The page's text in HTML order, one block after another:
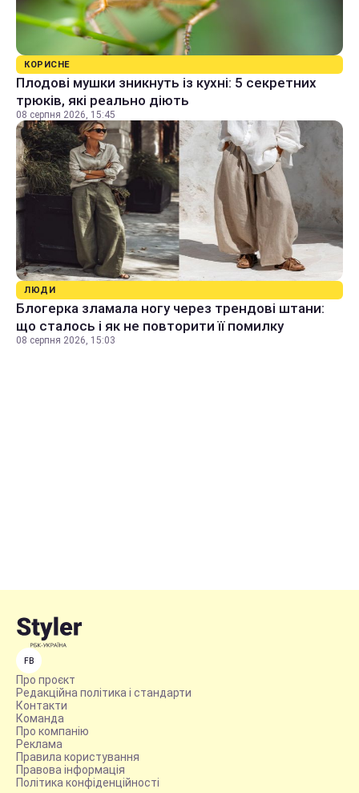
КОРИСНЕ
Плодові мушки зникнуть із кухні: 5 секретних
трюків, які реально діють
08 серпня 2026, 15:45
ЛЮДИ
Блогерка зламала ногу через трендові штани:
що сталось і як не повторити її помилку
08 серпня 2026, 15:03
FB
Про проєкт
Редакційна політика і стандарти
Контакти
Команда
Про компанію
Реклама
Правила користування
Правова інформація
Політика конфіденційності